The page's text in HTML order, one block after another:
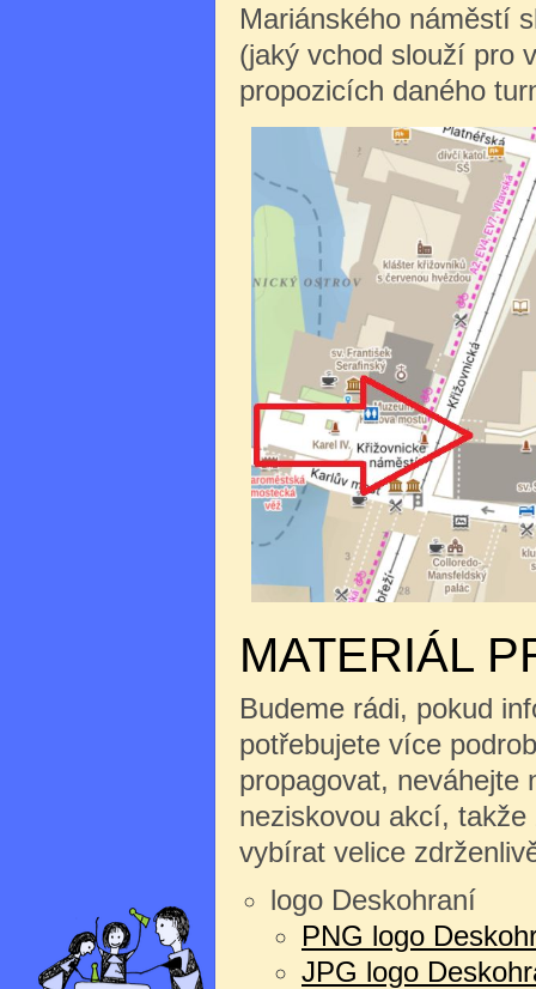
Mariánského náměstí
(jaký vchod slouží pro
propozicích daného
MATERIÁL
Budeme rádi, pokud
potřebujete více
propagovat, neváhejte
neziskovou akcí,
vybírat velice
logo Deskohraní
PNG logo
JPG logo